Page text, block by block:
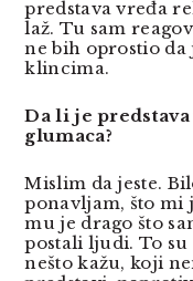
predstava vređa
laž. Tu sam
ne bih oprostio
klincima.
Da li je
glumaca?
Mislim da jeste.
ponavljam, što mi
mu je drago što
postali ljudi. To
nešto kažu, koji